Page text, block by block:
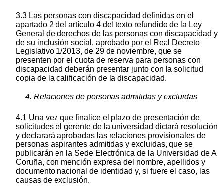
3.3 Las personas con discapacidad definidas en el
apartado 2 del artículo 4 del texto refundido de la Ley
General de derechos de las personas con discapacidad y
de su inclusión social, aprobado por el Real Decreto
Legislativo 1/2013, de 29 de noviembre, que se
presenten por el cuota de reserva para personas con
discapacidad deberán presentar junto con la solicitud
copia de la calificación de la discapacidad.
4. Relaciones de personas admitidas y excluidas
4.1 Una vez que finalice el plazo de presentación de
solicitudes el gerente de la universidad dictará resolución
y declarará aprobadas las relaciones provisionales de
personas aspirantes admitidas y excluidas, que se
publicarán en la Sede Electrónica de la Universidad de A
Coruña, con mención expresa del nombre, apellidos y
documento nacional de identidad y, si fuere el caso, las
causas de exclusión.